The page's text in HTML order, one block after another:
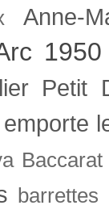
Anne-
1950
Petit
Baccarat
barrettes